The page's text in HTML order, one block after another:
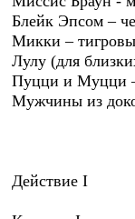
Блейк Эпсом –
Микки –
Лулу (для
Пуцци и Муцци
Мужчины из
Действие I